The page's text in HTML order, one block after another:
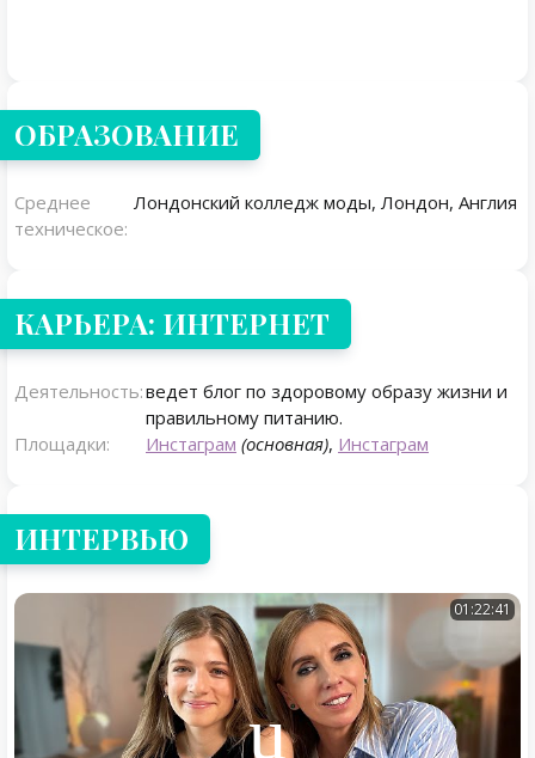
ОБРАЗОВАНИЕ
Среднее
техническое:
Лондонский колледж моды, Лондон, Англия
КАРЬЕРА: ИНТЕРНЕТ
Деятельность:ведет блог по здоровому образу жизни и
правильному питанию.
Площадки:
Инстаграм (основная), Инстаграм
ИНТЕРВЬЮ
01:22:41